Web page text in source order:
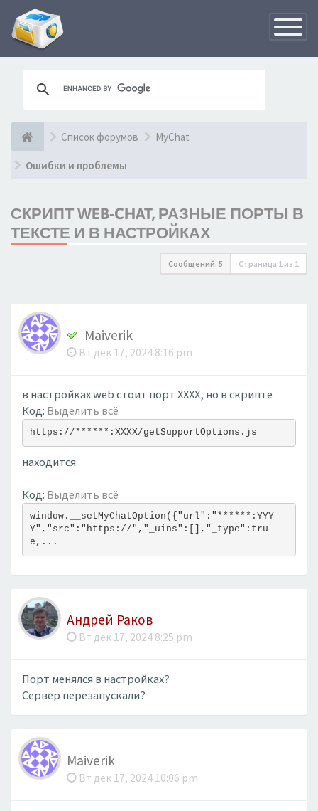
Список форумов MyChat
Ошибки и проблемы
СКРИПТ WEB-CHAT, РАЗНЫЕ ПОРТЫ В
ТЕКСТЕ И В НАСТРОЙКАХ
Сообщений: 5 Страница 1 из 1
Maiverik
Вт дек 17, 2024 8:16 pm
в настройках web стоит порт ХХХХ, но в скрипте
Код: Выделить всё
https://******:XXXX/getSupportOptions.js
находится
Код: Выделить всё
window.__setMyChatOption({"url":"******:YYY
Y","src":"https://","_uins":[],"_type":tru
e,...
Андрей Раков
Вт дек 17, 2024 8:25 pm
Порт менялся в настройках?
Сервер перезапускали?
Maiverik
Вт дек 17, 2024 10:06 pm